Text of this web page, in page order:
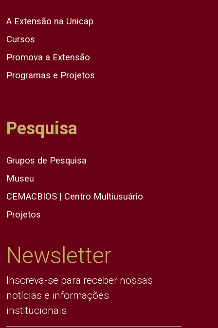
A Extensão na Unicap
Cursos
Promova a Extensão
Programas e Projetos
Pesquisa
Grupos de Pesquisa
Museu
CEMACBIOS | Centro Multiusuário
Projetos
Newsletter
Inscreva-se para receber nossas
notícias e informações
institucionais.